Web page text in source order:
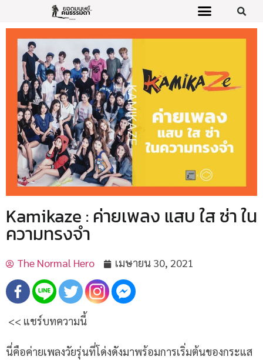
Kamikaze : ค่ายเพลง แสบ ใส ซ่า ใน
ความทรงจำ
The Normal Hero เมษายน 30, 2021
<< แชร์บทความนี้
นี่คือค่ายเพลงวัยรุ่นที่โด่งดังมาพร้อมการเริ่มต้นของกระแส